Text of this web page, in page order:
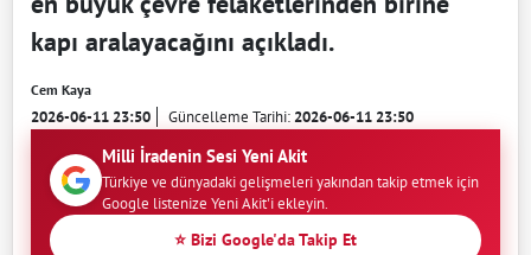
kapı aralayacağını açıkladı.
Cem Kaya
2026-06-11 23:50 Güncelleme Tarihi:2026-06-11 23:50
Milli İradenin Sesi Yeni Akit
Türkiye ve dünyadaki gelişmeleri yakından takip etmek için
Google listenize Yeni Akit'i ekleyin.
⭐ Bizi Google'da Takip Et